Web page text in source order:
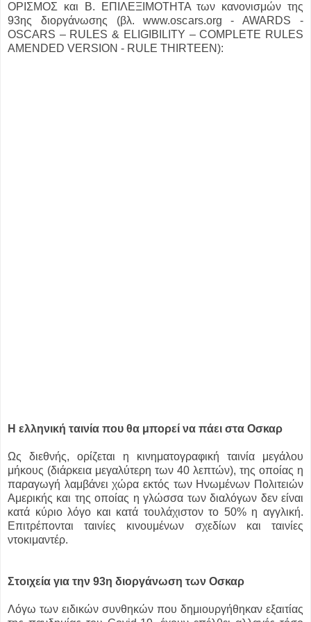
ΟΡΙΣΜΟΣ και Β. ΕΠΙΛΕΞΙΜΟΤΗΤΑ των κανονισμών της
93ης διοργάνωσης (βλ. www.oscars.org - AWARDS -
OSCARS – RULES & ELIGIBILITY – COMPLETE RULES
AMENDED VERSION - RULE THIRTEEN):
Η ελληνική ταινία που θα μπορεί να πάει στα Οσκαρ
Ως διεθνής, ορίζεται η κινηματογραφική ταινία μεγάλου
μήκους (διάρκεια μεγαλύτερη των 40 λεπτών), της οποίας η
παραγωγή λαμβάνει χώρα εκτός των Ηνωμένων Πολιτειών
Αμερικής και της οποίας η γλώσσα των διαλόγων δεν είναι
κατά κύριο λόγο και κατά τουλάχιστον το 50% η αγγλική.
Επιτρέπονται ταινίες κινουμένων σχεδίων και ταινίες
ντοκιμαντέρ.
Στοιχεία για την 93η διοργάνωση των Οσκαρ
Λόγω των ειδικών συνθηκών που δημιουργήθηκαν εξαιτίας